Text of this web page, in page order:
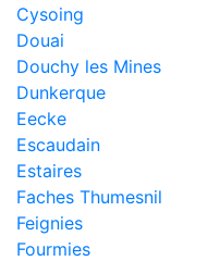
Cysoing
Douai
Douchy les Mines
Dunkerque
Eecke
Escaudain
Estaires
Faches Thumesnil
Feignies
Fourmies